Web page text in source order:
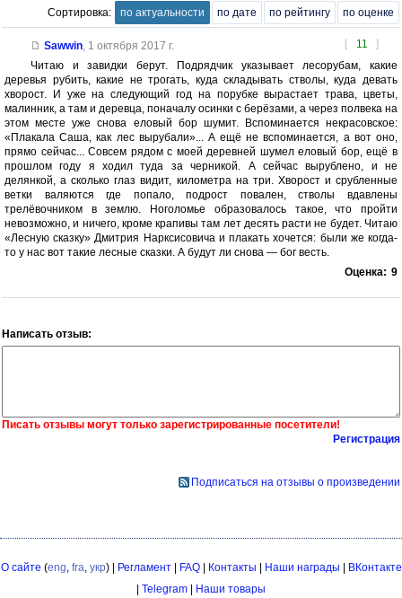
Сортировка: по актуальности по дате по рейтингу по оценке
[ 11 ]
Sawwin, 1 октября 2017 г.
Читаю и завидки берут. Подрядчик указывает лесорубам, какие
деревья рубить, какие не трогать, куда складывать стволы, куда девать
хворост. И уже на следующий год на порубке вырастает трава, цветы,
малинник, а там и деревца, поначалу осинки с берёзами, а через полвека на
этом месте уже снова еловый бор шумит. Вспоминается некрасовское:
«Плакала Саша, как лес вырубали»... А ещё не вспоминается, а вот оно,
прямо сейчас... Совсем рядом с моей деревней шумел еловый бор, ещё в
прошлом году я ходил туда за черникой. А сейчас вырублено, и не
делянкой, а сколько глаз видит, километра на три. Хворост и срубленные
ветки валяются где попало, подрост повален, стволы вдавлены
трелёвочником в землю. Ноголомье образовалось такое, что пройти
невозможно, и ничего, кроме крапивы там лет десять расти не будет. Читаю
«Лесную сказку» Дмитрия Нарксисовича и плакать хочется: были же когда-
то у нас вот такие лесные сказки. А будут ли снова — бог весть.
Оценка: 9
Написать отзыв:
Писать отзывы могут только зарегистрированные посетители!
Регистрация
Подписаться на отзывы о произведении
О сайте (eng fra укр) | Регламент| FAQ| Контакты | Наши награды | ВКонтакте
| Telegram | Наши товары